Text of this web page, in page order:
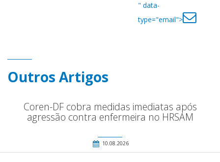
" data-
type="email">
Outros Artigos
Coren-DF cobra medidas imediatas após
agressão contra enfermeira no HRSAM
10.08.2026